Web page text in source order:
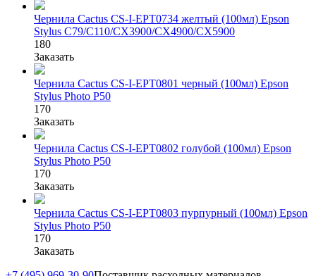
Чернила Cactus CS-I-EPT0734 желтый (100мл) Epson
Stylus С79/C110/СХ3900/CX4900/CX5900
180
Заказать
Чернила Cactus CS-I-EPT0801 черный (100мл) Epson
Stylus Photo P50
170
Заказать
Чернила Cactus CS-I-EPT0802 голубой (100мл) Epson
Stylus Photo P50
170
Заказать
Чернила Cactus CS-I-EPT0803 пурпурный (100мл) Epson
Stylus Photo P50
170
Заказать